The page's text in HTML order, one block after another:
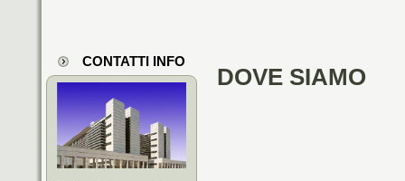
CONTATTI INFO
DOVE SIAMO